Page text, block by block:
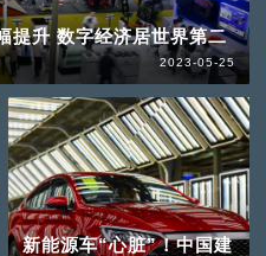
提升 数字经济居世界第二
2023-05-25
新能源车“心脏”！中国建